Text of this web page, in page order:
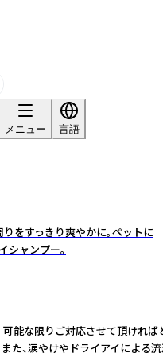
メニュー
言語
をすっきり爽やかに。ペットに
ャンプー。
りご対応させて頂け
涙やけやドライアイ